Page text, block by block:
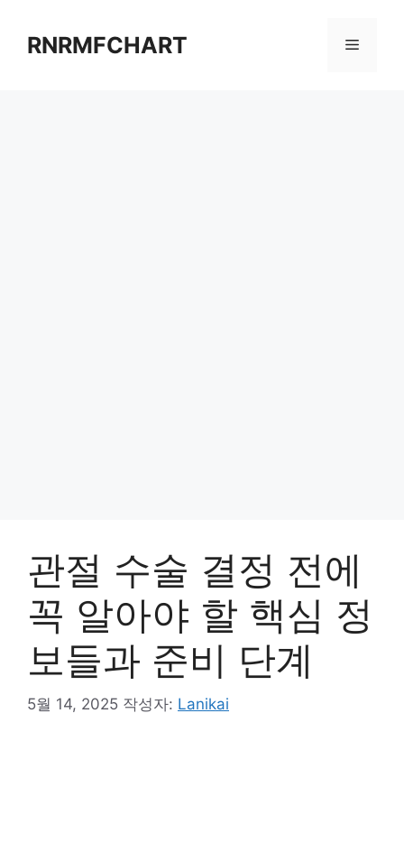
RNRMFCHART 메
관절 수술 결정 전에
꼭 알아야 할 핵심 정
보들과 준비 단계
5월 14, 2025 작성자: Lanikai